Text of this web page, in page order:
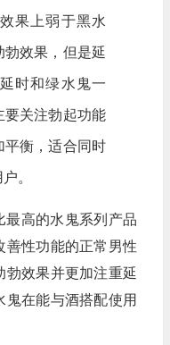
果上弱于黑水
勃效果，但是延
时和绿水鬼一
要关注勃起功能
平衡，适合同时
。
最高的水鬼系列产品
善性功能的正常男性
勃效果并更加注重延
鬼在能与酒搭配使用